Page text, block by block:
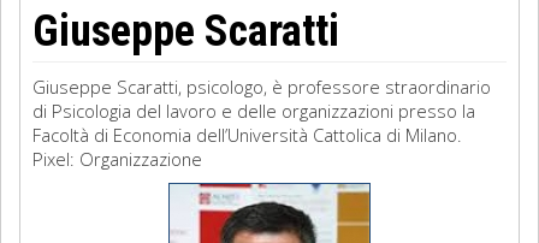
Giuseppe Scara­tti
Giuseppe Scara­tti, psicologo, è professore straordinario
di Psicologia del lavoro e delle organizzazioni presso la
Facoltà di Economia dell’Università Ca­ttolica di Milano.
Pixel: Organizzazione